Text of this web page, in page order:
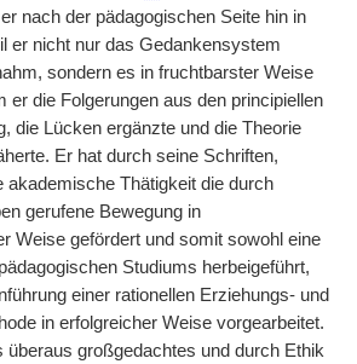
nach der pädagogischen Seite hin in
er nicht nur das Gedankensystem
sondern es in fruchtbarster Weise
er die Folgerungen aus den principiellen
die Lücken ergänzte und die Theorie
Er hat durch seine Schriften,
akademische Thätigkeit die durch
gerufene Bewegung in
Weise gefördert und somit sowohl eine
Studiums herbeigeführt,
einer rationellen Erziehungs- und
in erfolgreicher Weise vorgearbeitet.
überaus großgedachtes und durch Ethik